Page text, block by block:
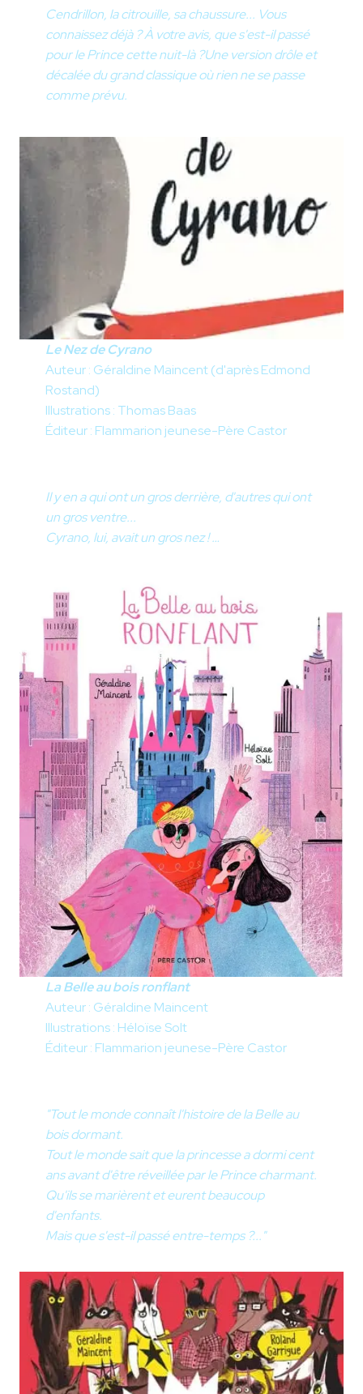
Cendrillon, la citrouille, sa chaussure... Vous
connaissez déjà ? À votre avis, que s'est-il passé
pour le Prince cette nuit-là ?Une version drôle et
décalée du grand classique où rien ne se passe
comme prévu.
Le Nez de Cyrano
Auteur : Géraldine Maincent (d'après Edmond
Rostand)
Illustrations : Thomas Baas
Éditeur : Flammarion jeunese-Père Castor
Il y en a qui ont un gros derrière, d'autres qui ont
un gros ventre...
Cyrano, lui, avait un gros nez ! …
La Belle au bois ronflant
Auteur : Géraldine Maincent
Illustrations : Héloïse Solt
Éditeur : Flammarion jeunese-Père Castor
"Tout le monde connaît l'histoire de la Belle au
bois dormant.
Tout le monde sait que la princesse a dormi cent
ans avant d'être réveillée par le Prince charmant.
Qu'ils se marièrent et eurent beaucoup
d'enfants.
Mais que s'est-il passé entre-temps ?..."